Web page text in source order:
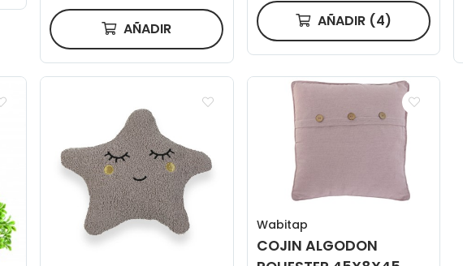
AÑADIR AÑADIR (4)
Wabitap
COJIN ALGODON